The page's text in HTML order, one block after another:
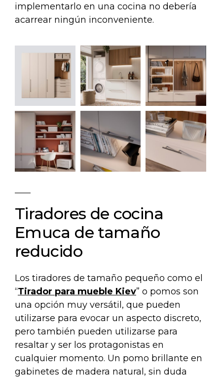
implementarlo en una cocina no debería
acarrear ningún inconveniente.
Tiradores de cocina
Emuca de tamaño
reducido
Los tiradores de tamaño pequeño como el
“Tirador para mueble Kiev” o pomos son
una opción muy versátil, que pueden
utilizarse para evocar un aspecto discreto,
pero también pueden utilizarse para
resaltar y ser los protagonistas en
cualquier momento. Un pomo brillante en
gabinetes de madera natural, sin duda